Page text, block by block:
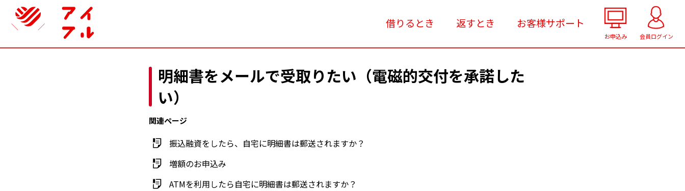
借りるとき 返すとき お客様サポート
お申込み 会員ログイン
明細書をメールで受取りたい（電磁的交付を承諾した
い）
関連ページ
振込融資をしたら、自宅に明細書は郵送されますか？
増額のお申込み
ATMを利用したら自宅に明細書は郵送されますか？